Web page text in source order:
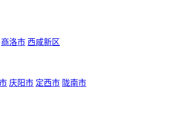
商洛市 西咸新区
庆阳市 定西市 陇南市